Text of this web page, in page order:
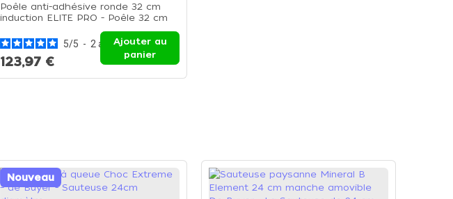
Poêle anti-adhésive ronde 32 cm
induction ELITE PRO - Poêle 32 cm
5/5 - 2avis
123,97 €
Ajouter au
panier
Nouveau